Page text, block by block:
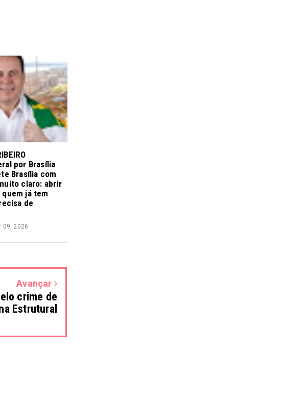
por Brasília
Brasília com
claro: abrir
já tem
de
09, 2026
Avançar
crime de
Estrutural